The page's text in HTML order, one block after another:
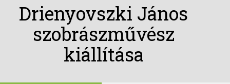
Drienyovszki János
szobrászművész
kiállítása